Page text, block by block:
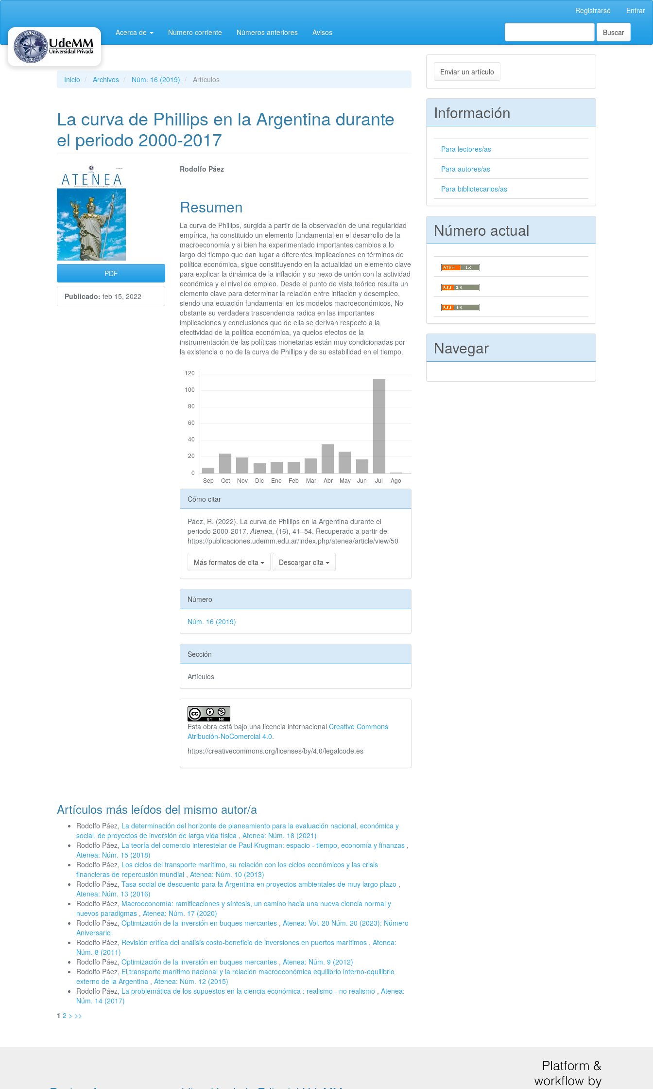
principal
Barra
lateral
Registrarse Entrar
Acerca de Número corriente Números anteriores Avisos Buscar
Inicio Archivos Núm. 16 (2019) Artículos
La curva de Phillips en la Argentina durante
el periodo 2000-2017
Barra
lateral
del
artículo
PDF
Publicado: feb 15, 2022
Contenido
del
artículo
Rodolfo Páez
Resumen
La curva de Phillips, surgida a partir de la observación de una regularidad
empírica, ha constituido un elemento fundamental en el desarrollo de la
macroeconomía y si bien ha experimentado importantes cambios a lo
largo del tiempo que dan lugar a diferentes implicaciones en términos de
política económica, sigue constituyendo en la actualidad un elemento clave
para explicar la dinámica de la inflación y su nexo de unión con la actividad
económica y el nivel de empleo. Desde el punto de vista teórico resulta un
elemento clave para determinar la relación entre inflación y desempleo,
siendo una ecuación fundamental en los modelos macroeconómicos, No
obstante su verdadera trascendencia radica en las importantes
implicaciones y conclusiones que de ella se derivan respecto a la
efectividad de la política económica, ya quelos efectos de la
instrumentación de las políticas monetarias están muy condicionadas por
la existencia o no de la curva de Phillips y de su estabilidad en el tiempo.
Detalles
del
artículo
Cómo citar
Páez, R. (2022). La curva de Phillips en la Argentina durante el
periodo 2000-2017.Atenea, (16), 41–54. Recuperado a partir de
https://publicaciones.udemm.edu.ar/index.php/atenea/article/view/50
Más formatos de cita Descargar cita
Número
Núm. 16 (2019)
Sección
Artículos
Esta obra está bajo una licencia internacionalCreative Commons
Atribución-NoComercial 4.0.
https://creativecommons.org/licenses/by/4.0/legalcode.es
Artículos más leídos del mismo autor/a
Rodolfo Páez, La determinación del horizonte de planeamiento para la evaluación nacional, económica y
social, de proyectos de inversión de larga vida física , Atenea: Núm. 18 (2021)
Rodolfo Páez, La teoría del comercio interestelar de Paul Krugman: espacio - tiempo, economía y finanzas ,
Atenea: Núm. 15 (2018)
Rodolfo Páez, Los ciclos del transporte marítimo, su relación con los ciclos económicos y las crisis
financieras de repercusión mundial , Atenea: Núm. 10 (2013)
Rodolfo Páez, Tasa social de descuento para la Argentina en proyectos ambientales de muy largo plazo ,
Atenea: Núm. 13 (2016)
Rodolfo Páez, Macroeconomía: ramificaciones y síntesis, un camino hacia una nueva ciencia normal y
nuevos paradigmas , Atenea: Núm. 17 (2020)
Rodolfo Páez, Optimización de la inversión en buques mercantes , Atenea: Vol. 20 Núm. 20 (2023): Número
Aniversario
Rodolfo Páez, Revisión crítica del análisis costo-beneficio de inversiones en puertos marítimos , Atenea:
Núm. 8 (2011)
Rodolfo Páez, Optimización de la inversión en buques mercantes , Atenea: Núm. 9 (2012)
Rodolfo Páez, El transporte marítimo nacional y la relación macroeconómica equilibrio interno-equilibrio
externo de la Argentina , Atenea: Núm. 12 (2015)
Rodolfo Páez, La problemática de los supuestos en la ciencia económica : realismo - no realismo , Atenea:
Núm. 14 (2017)
1 2 > >>
Enviar
un
artículo
Enviar un artículo
Información
Para lectores/as
Para autores/as
Para bibliotecarios/as
Número actual
Navegar